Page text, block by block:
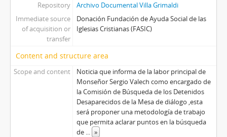
Repository
Archivo Documental Villa Grimaldi
Immediate source
of acquisition or
transfer
Donación Fundación de Ayuda Social de las
Iglesias Cristianas (FASIC)
Content and structure area
Scope and content
Noticia que informa de la labor principal de
Monseñor Sergio Valech como encargado de
la Comisión de Búsqueda de los Detenidos
Desaparecidos de la Mesa de diálogo ,esta
será proponer una metodología de trabajo
que permita aclarar puntos en la búsqueda
de ... »